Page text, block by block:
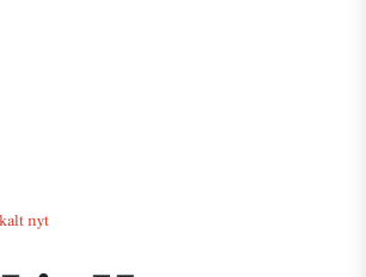
nyt
og Bindslev aktivitetsklub hædret med Hjørring